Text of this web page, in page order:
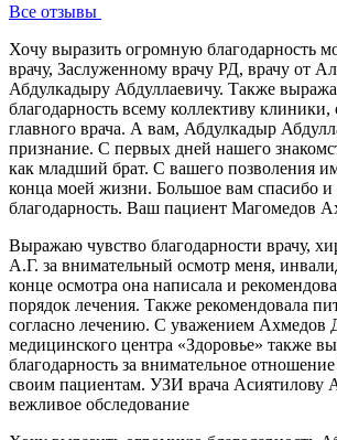
Все отзывы
Хочу выразить огромную благодарность
врачу, Заслуженному врачу РД, врачу от
Абдулкадыру Абдуллаевичу. Также
благодарность всему коллективу клиники,
главного врача. А вам, Абдулкадыр
признание. С первых дней нашего
как младший брат. С вашего позволения
конца моей жизни. Большое вам спасибо и
благодарность. Ваш пациент Магомедов
Выражаю чувство благодарности врачу,
А.Г. за внимательный осмотр меня,
конце осмотра она написала и
порядок лечения. Также рекомендовала
согласно лечению. С уважением Ахмедов
медицинского центра «Здоровье» также
благодарность за внимательное
своим пациентам. УЗИ врача Асиятилову
вежливое обследование